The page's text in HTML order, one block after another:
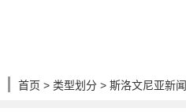
首页 > 类型划分 > 斯洛文尼亚新闻